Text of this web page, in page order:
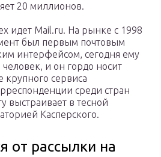
20 миллионов.
идет Mail.ru. На рынке с 1998
был первым почтовым
интерфейсом, сегодня ему
и он гордо носит
крупного сервиса
среди стран
выстраивает в тесной
Касперского.
от рассылки на